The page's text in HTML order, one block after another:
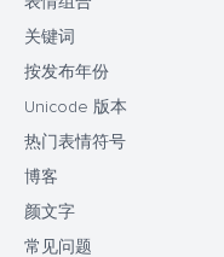
关键词
按发布年份
Unicode 版本
热门表情符号
博客
颜文字
常见问题